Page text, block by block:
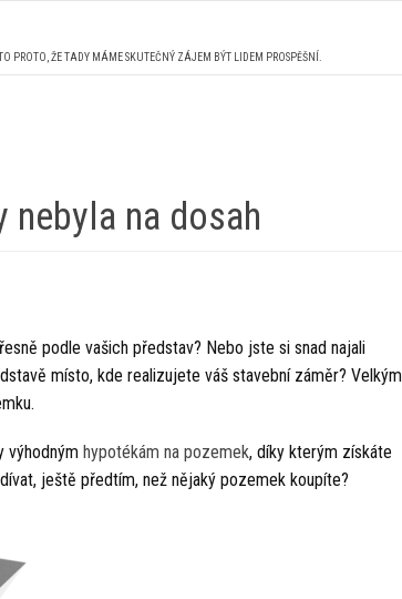
PROTO, ŽE TADY MÁME SKUTEČNÝ ZÁJEM BÝT LIDEM PROSPĚŠNÍ.
na dosah
podle vašich představ? Nebo jste si snad najali
místo, kde realizujete váš stavební záměr? Velkým
výhodným hypotékám na pozemek, díky kterým získáte
ještě předtím, než nějaký pozemek koupíte?